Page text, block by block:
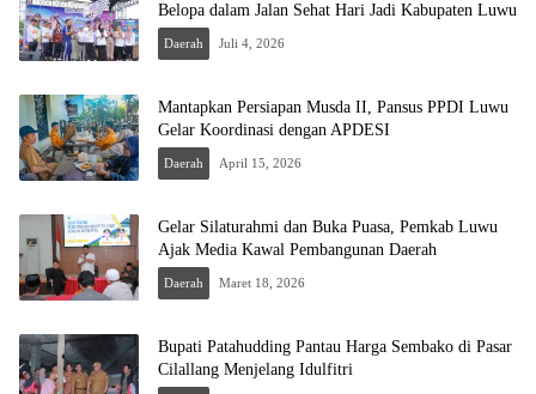
Belopa dalam Jalan Sehat Hari Jadi Kabupaten Luwu
Daerah Juli 4, 2026
Mantapkan Persiapan Musda II, Pansus PPDI Luwu
Gelar Koordinasi dengan APDESI
Daerah April 15, 2026
Gelar Silaturahmi dan Buka Puasa, Pemkab Luwu
Ajak Media Kawal Pembangunan Daerah
Daerah Maret 18, 2026
Bupati Patahudding Pantau Harga Sembako di Pasar
Cilallang Menjelang Idulfitri